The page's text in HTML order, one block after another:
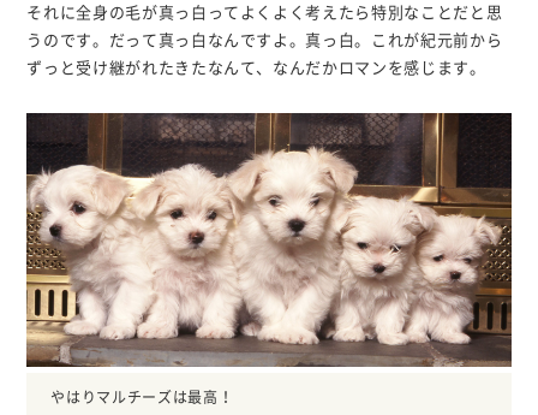
それに全身の毛が真っ白ってよくよく考えたら特別なことだと思
うのです。だって真っ白なんですよ。真っ白。これが紀元前から
ずっと受け継がれたきたなんて、なんだかロマンを感じます。
やはりマルチーズは最高！